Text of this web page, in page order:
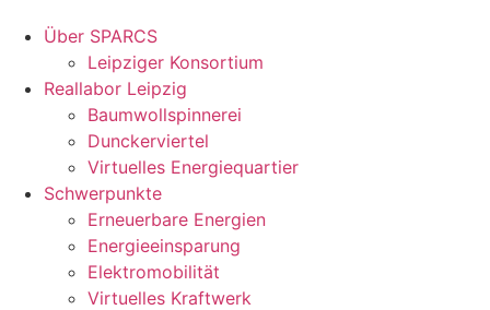
Über SPARCS
Leipziger Konsortium
Reallabor Leipzig
Baumwollspinnerei
Dunckerviertel
Virtuelles Energiequartier
Schwerpunkte
Erneuerbare Energien
Energieeinsparung
Elektromobilität
Virtuelles Kraftwerk